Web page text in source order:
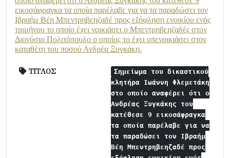
εικοσάφραγκα τα οποία παρέλαβε για να τα παραδώσει τον
Ιβραήμ Βέη Μπεντρηβεηζαδέ προς εξόφληση ενοικίου ενός
τριμήνου το οποίο έχει νοικιάσει ο Μπεντρηβεηζαδές στον
Διονύσιο Πολιτόπουλο ο οποίος το έχει υπενοικιάσει στον
καταθέτη του ποσού Ανδρέα Ξυγκάκη.
ΤΙΤΛΟΣ
Σημείωμα του δικαστικού
κλητήρα Ιωάννη Φλεμετάκη
στο οποίο αναφέρει ότι ο
Ανδρέας Ξυγκάκης του
κατέθεσε 9 εικοσάφραγκα
τα οποία παρέλαβε για να
τα παραδώσει τον Ιβραήμ
Βέη Μπεντρηβεηζαδέ προς